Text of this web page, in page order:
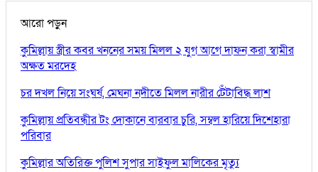
আরো পড়ুন
কুমিল্লায় স্ত্রীর কবর খননের সময় মিলল ২ যুগ আগে দাফন করা স্বামীর
অক্ষত মরদেহ
চর দখল নিয়ে সংঘর্ষ, মেঘনা নদীতে মিলল নারীর টেঁটাবিদ্ধ লাশ
কুমিল্লায় প্রতিবন্ধীর টং দোকানে বারবার চুরি, সম্বল হারিয়ে দিশেহারা
পরিবার
কুমিল্লার অতিরিক্ত পুলিশ সুপার সাইফুল মালিকের মৃত্যু